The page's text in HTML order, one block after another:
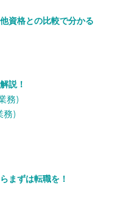
資格との比較で分かる
説！
務)
務)
まずは転職を！